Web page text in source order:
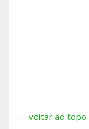
voltar ao topo